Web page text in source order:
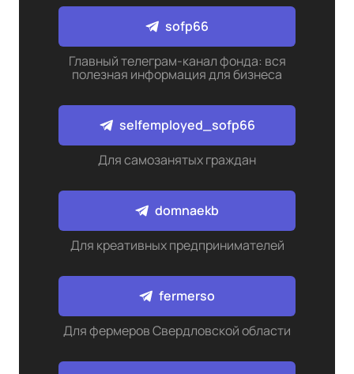
sofp66
Главный телеграм-канал фонда: вся
полезная информация для бизнеса
selfemployed_sofp66
Для самозанятых граждан
domnaekb
Для креативных предпринимателей
fermerso
Для фермеров Свердловской области